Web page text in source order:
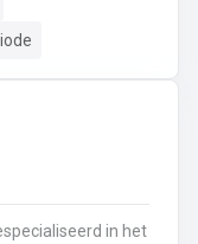
in het